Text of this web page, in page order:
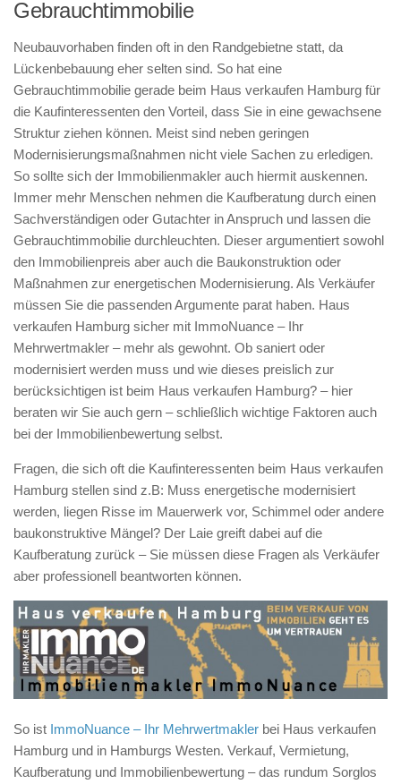
Gebrauchtimmobilie
Neubauvorhaben finden oft in den Randgebietne statt, da
Lückenbebauung eher selten sind. So hat eine
Gebrauchtimmobilie gerade beim Haus verkaufen Hamburg für
die Kaufinteressenten den Vorteil, dass Sie in eine gewachsene
Struktur ziehen können. Meist sind neben geringen
Modernisierungsmaßnahmen nicht viele Sachen zu erledigen.
So sollte sich der Immobilienmakler auch hiermit auskennen.
Immer mehr Menschen nehmen die Kaufberatung durch einen
Sachverständigen oder Gutachter in Anspruch und lassen die
Gebrauchtimmobilie durchleuchten. Dieser argumentiert sowohl
den Immobilienpreis aber auch die Baukonstruktion oder
Maßnahmen zur energetischen Modernisierung. Als Verkäufer
müssen Sie die passenden Argumente parat haben. Haus
verkaufen Hamburg sicher mit ImmoNuance – Ihr
Mehrwertmakler – mehr als gewohnt. Ob saniert oder
modernisiert werden muss und wie dieses preislich zur
berücksichtigen ist beim Haus verkaufen Hamburg? – hier
beraten wir Sie auch gern – schließlich wichtige Faktoren auch
bei der Immobilienbewertung selbst.
Fragen, die sich oft die Kaufinteressenten beim Haus verkaufen
Hamburg stellen sind z.B: Muss energetische modernisiert
werden, liegen Risse im Mauerwerk vor, Schimmel oder andere
baukonstruktive Mängel? Der Laie greift dabei auf die
Kaufberatung zurück – Sie müssen diese Fragen als Verkäufer
aber professionell beantworten können.
So ist ImmoNuance – Ihr Mehrwertmakler bei Haus verkaufen
Hamburg und in Hamburgs Westen. Verkauf, Vermietung,
Kaufberatung und Immobilienbewertung – das rundum Sorglos